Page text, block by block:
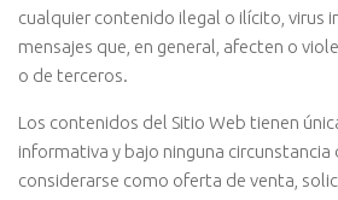
cualquier contenido ilegal o ilícito, virus
mensajes que, en general, afecten o
o de terceros.
Los contenidos del Sitio Web tienen
informativa y bajo ninguna circunstancia
considerarse como oferta de venta,